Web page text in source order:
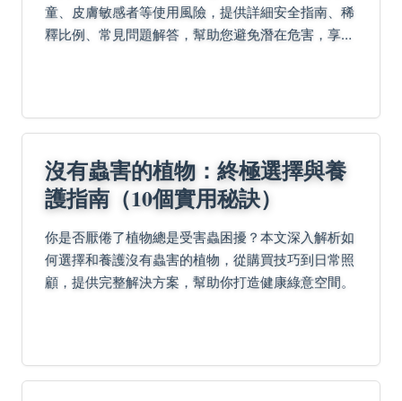
童、皮膚敏感者等使用風險，提供詳細安全指南、稀
釋比例、常見問題解答，幫助您避免潛在危害，享受
沒有蟲害的植物：終極選擇與養
護指南（10個實用秘訣）
你是否厭倦了植物總是受害蟲困擾？本文深入解析如
何選擇和養護沒有蟲害的植物，從購買技巧到日常照
顧，提供完整解決方案，幫助你打造健康綠意空間。